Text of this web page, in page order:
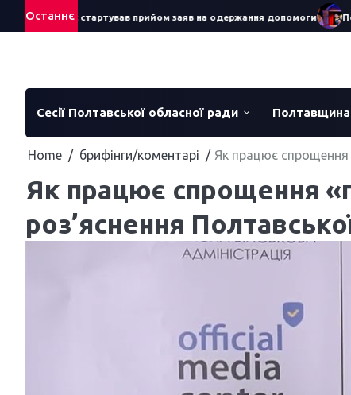
Останнє
– 2026: стартував прийом заяв на одержання допомоги Понад
Сесії Полтавської обласної ради Полтавщина
Home брифінги/коментарі Як працює спрощення
Як працює спрощення
роз’яснення